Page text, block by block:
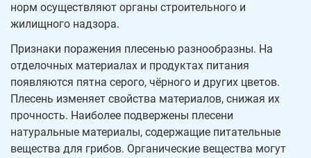
норм осуществляют органы строительного и
жилищного надзора.
Признаки поражения плесенью разнообразны. На
отделочных материалах и продуктах питания
появляются пятна серого, чёрного и других цветов.
Плесень изменяет свойства материалов, снижая их
прочность. Наиболее подвержены плесени
натуральные материалы, содержащие питательные
вещества для грибов. Органические вещества могут